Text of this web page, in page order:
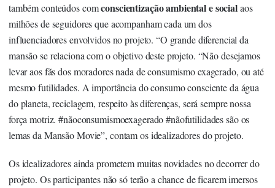
também conteúdos comconscientização ambiental e socialaos
milhões de seguidores que acompanham cada um dos
influenciadores envolvidos no projeto. “O grande diferencial da
mansão se relaciona com o objetivo deste projeto. “Não desejamos
levar aos fãs dos moradores nada de consumismo exagerado, ou até
mesmo futilidades. A importância do consumo consciente da água
do planeta, reciclagem, respeito às diferenças, será sempre nossa
força motriz. #nãoconsumismoexagerado #nãofutilidades são os
lemas da Mansão Movie”, contam os idealizadores do projeto.
Os idealizadores ainda prometem muitas novidades no decorrer do
projeto. Os participantes não só terão a chance de ficarem imersos